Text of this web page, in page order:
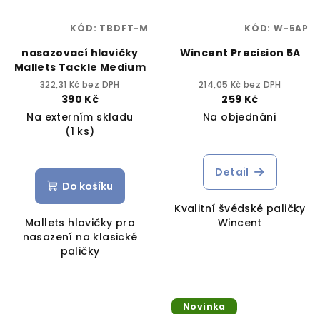
nasazovací hlavičky
Mallets Tackle Medium
322,31 Kč bez DPH
390 Kč
Na externím skladu
(1 ks)
Do košíku
Mallets hlavičky pro
nasazení na klasické
paličky
KÓD: TBDFT-M
Wincent Precision 5A
214,05 Kč bez DPH
259 Kč
Na objednání
Detail
Kvalitní švédské paličky
Wincent
KÓD: W-5AP
Novinka